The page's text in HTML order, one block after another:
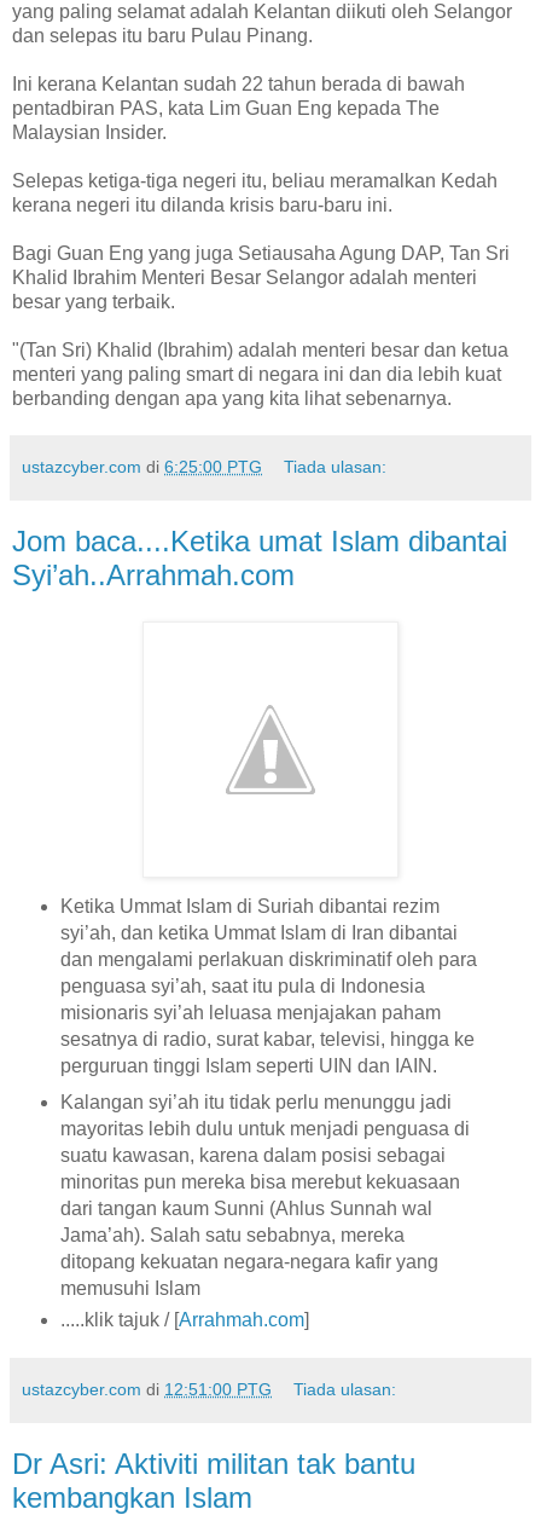
yang paling selamat adalah Kelantan diikuti oleh Selangor
dan selepas itu baru Pulau Pinang.
Ini kerana Kelantan sudah 22 tahun berada di bawah
pentadbiran PAS, kata Lim Guan Eng kepada The
Malaysian Insider.
Selepas ketiga-tiga negeri itu, beliau meramalkan Kedah
kerana negeri itu dilanda krisis baru-baru ini.
Bagi Guan Eng yang juga Setiausaha Agung DAP, Tan Sri
Khalid Ibrahim Menteri Besar Selangor adalah menteri
besar yang terbaik.
"(Tan Sri) Khalid (Ibrahim) adalah menteri besar dan ketua
menteri yang paling smart di negara ini dan dia lebih kuat
berbanding dengan apa yang kita lihat sebenarnya.
ustazcyber.com di 6:25:00 PTG Tiada ulasan:
Jom baca....Ketika umat Islam dibantai
Syi’ah..Arrahmah.com
Ketika Ummat Islam di Suriah dibantai rezim
syi’ah, dan ketika Ummat Islam di Iran dibantai
dan mengalami perlakuan diskriminatif oleh para
penguasa syi’ah, saat itu pula di Indonesia
misionaris syi’ah leluasa menjajakan paham
sesatnya di radio, surat kabar, televisi, hingga ke
perguruan tinggi Islam seperti UIN dan IAIN.
Kalangan syi’ah itu tidak perlu menunggu jadi
mayoritas lebih dulu untuk menjadi penguasa di
suatu kawasan, karena dalam posisi sebagai
minoritas pun mereka bisa merebut kekuasaan
dari tangan kaum Sunni (Ahlus Sunnah wal
Jama’ah). Salah satu sebabnya, mereka
ditopang kekuatan negara-negara kafir yang
memusuhi Islam
.....klik tajuk / [Arrahmah.com]
ustazcyber.com di 12:51:00 PTG Tiada ulasan:
Dr Asri: Aktiviti militan tak bantu
kembangkan Islam